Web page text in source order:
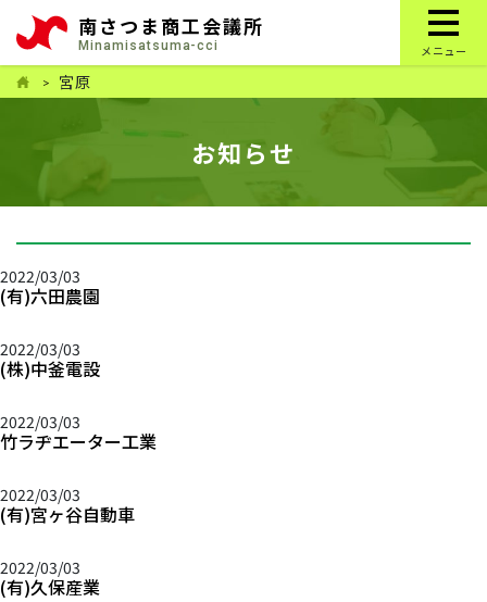
南さつま商工会議所
Minamisatsuma-cci メニュー
宮原
お知らせ
2022/03/03
(有)六田農園
2022/03/03
(株)中釜電設
2022/03/03
竹ラヂエーター工業
2022/03/03
(有)宮ヶ谷自動車
2022/03/03
(有)久保産業